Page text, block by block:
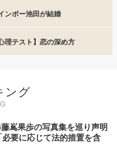
ンボー池田が結婚
理テスト】恋の深め方
ング
嶌果歩の写真集を巡り声明
要に応じて法的措置を含